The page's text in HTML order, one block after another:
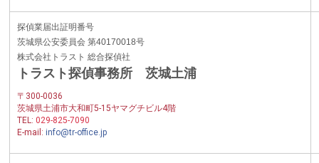
探偵業届出証明番号
茨城県公安委員会 第40170018号
株式会社トラスト 総合探偵社
トラスト探偵事務所 茨城土浦
〒300-0036
茨城県土浦市大和町5-15ヤマグチビル4階
TEL:029-825-7090
E-mail:info@tr-office.jp